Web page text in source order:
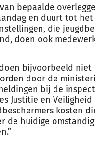
bepaalde
en duurt tot
die
doen ook
bijvoorbeeld
door de
bij de
Justitie en
kosten
de huidige